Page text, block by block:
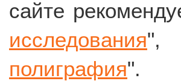
сайте
исследования
полиграфия".